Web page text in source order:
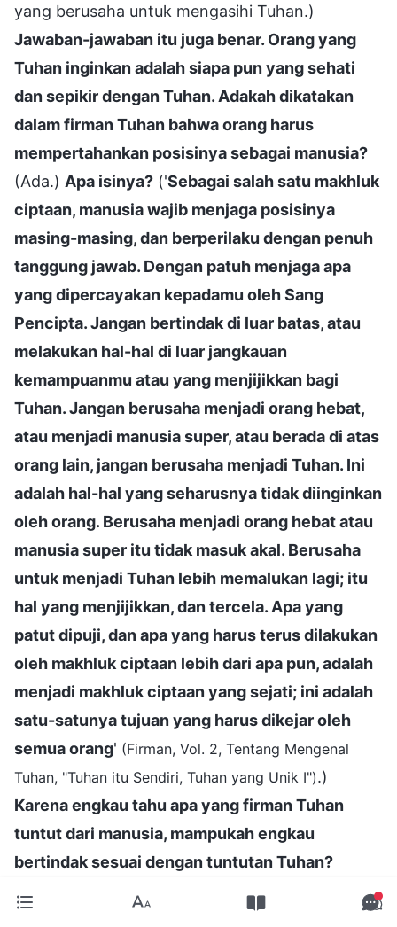
yang berusaha untuk mengasihi Tuhan.)
Jawaban-jawaban itu juga benar. Orang yang
Tuhan inginkan adalah siapa pun yang sehati
dan sepikir dengan Tuhan. Adakah dikatakan
dalam firman Tuhan bahwa orang harus
mempertahankan posisinya sebagai manusia?
(Ada.) Apa isinya? ('Sebagai salah satu makhluk
ciptaan, manusia wajib menjaga posisinya
masing-masing, dan berperilaku dengan penuh
tanggung jawab. Dengan patuh menjaga apa
yang dipercayakan kepadamu oleh Sang
Pencipta. Jangan bertindak di luar batas, atau
melakukan hal-hal di luar jangkauan
kemampuanmu atau yang menjijikkan bagi
Tuhan. Jangan berusaha menjadi orang hebat,
atau menjadi manusia super, atau berada di atas
orang lain, jangan berusaha menjadi Tuhan. Ini
adalah hal-hal yang seharusnya tidak diinginkan
oleh orang. Berusaha menjadi orang hebat atau
manusia super itu tidak masuk akal. Berusaha
untuk menjadi Tuhan lebih memalukan lagi; itu
hal yang menjijikkan, dan tercela. Apa yang
patut dipuji, dan apa yang harus terus dilakukan
oleh makhluk ciptaan lebih dari apa pun, adalah
menjadi makhluk ciptaan yang sejati; ini adalah
satu-satunya tujuan yang harus dikejar oleh
semua orang' (Firman, Vol. 2, Tentang Mengenal
Tuhan, "Tuhan itu Sendiri, Tuhan yang Unik I").)
Karena engkau tahu apa yang firman Tuhan
tuntut dari manusia, mampukah engkau
bertindak sesuai dengan tuntutan Tuhan?